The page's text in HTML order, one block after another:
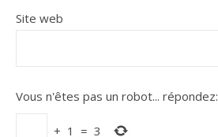
Site web
Vous n'êtes pas un robot... répondez:
+ 1 = 3